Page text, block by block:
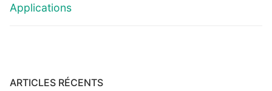
Applications
ARTICLES RÉCENTS